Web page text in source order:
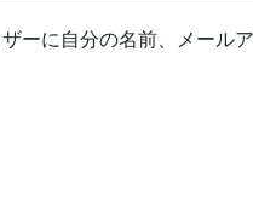
ーに自分の名前、メール